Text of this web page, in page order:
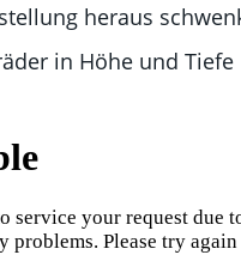
heraus
in Höhe und Tiefe